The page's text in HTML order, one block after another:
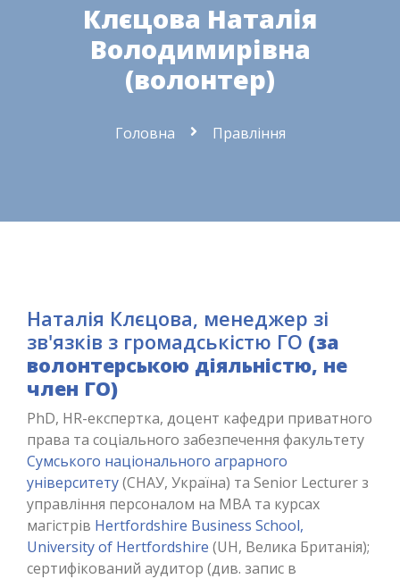
Клєцова Наталія
Володимирівна
(волонтер)
Головна Правління
Наталія Клєцова, менеджер зі
зв'язків з громадськістю ГО (за
волонтерською діяльністю, не
член ГО)
PhD, HR-експертка, доцент кафедри приватного
права та соціального забезпечення факультету
Сумського національного аграрного
університету(СНАУ, Україна) та Senior Lecturer з
управління персоналом на MBA та курсах
магістрів Hertfordshire Business School,
University of Hertfordshire (UH, Велика Британія);
сертифікований аудитор (див. запис в